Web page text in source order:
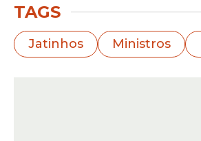
Para ele, a Procuradoria-
TAGS
Jatinhos Ministros